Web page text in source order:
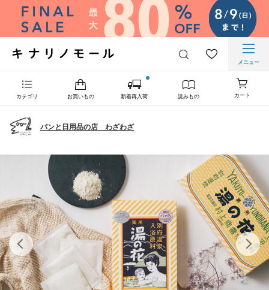
メニュー
カテゴリ お買いもの 新着再入荷 読みもの カート
パンと日用品の店 わざわざ